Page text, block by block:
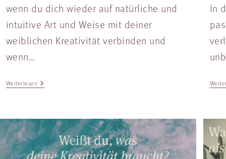
wenn du dich wieder auf natürliche und
intuitive Art und Weise mit deiner
weiblichen Kreativität verbinden und
wenn…
Weiterlesen
In